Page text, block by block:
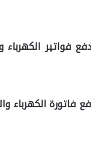
فواتير الكهرباء
فاتورة الكهرباء